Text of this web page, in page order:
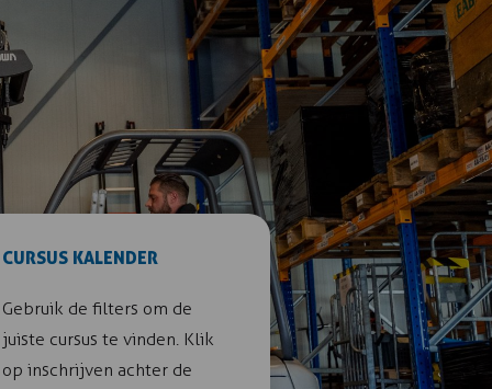
CURSUS KALENDER
Gebruik de filters om de
juiste cursus te vinden. Klik
op inschrijven achter de